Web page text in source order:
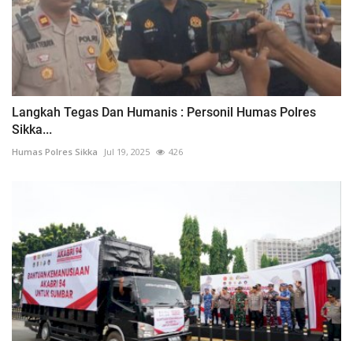
Langkah Tegas Dan Humanis : Personil Humas Polres
Sikka...
Humas Polres Sikka Jul 19, 2025 426